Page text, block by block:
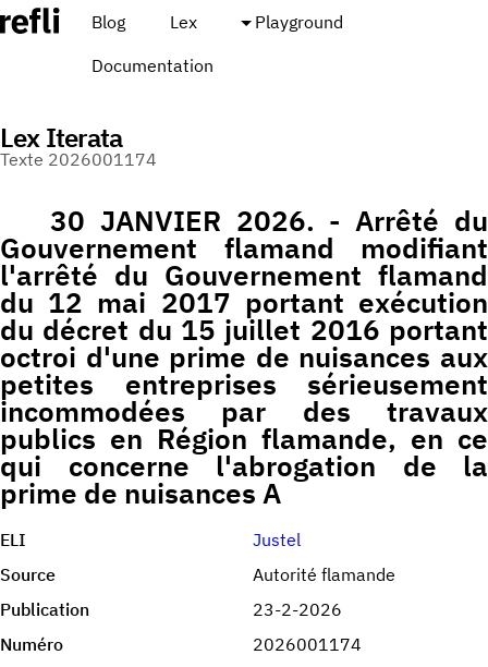
Blog Lex
Playground
Documentation
Lex Iterata
Texte 2026001174
30 JANVIER 2026. - Arrêté du
Gouvernement flamand modifiant
l'arrêté du Gouvernement flamand
du 12 mai 2017 portant exécution
du décret du 15 juillet 2016 portant
octroi d'une prime de nuisances aux
petites entreprises sérieusement
incommodées par des travaux
publics en Région flamande, en ce
qui concerne l'abrogation de la
prime de nuisances A
ELI
Justel
Source
Autorité flamande
Publication
23-2-2026
Numéro
2026001174